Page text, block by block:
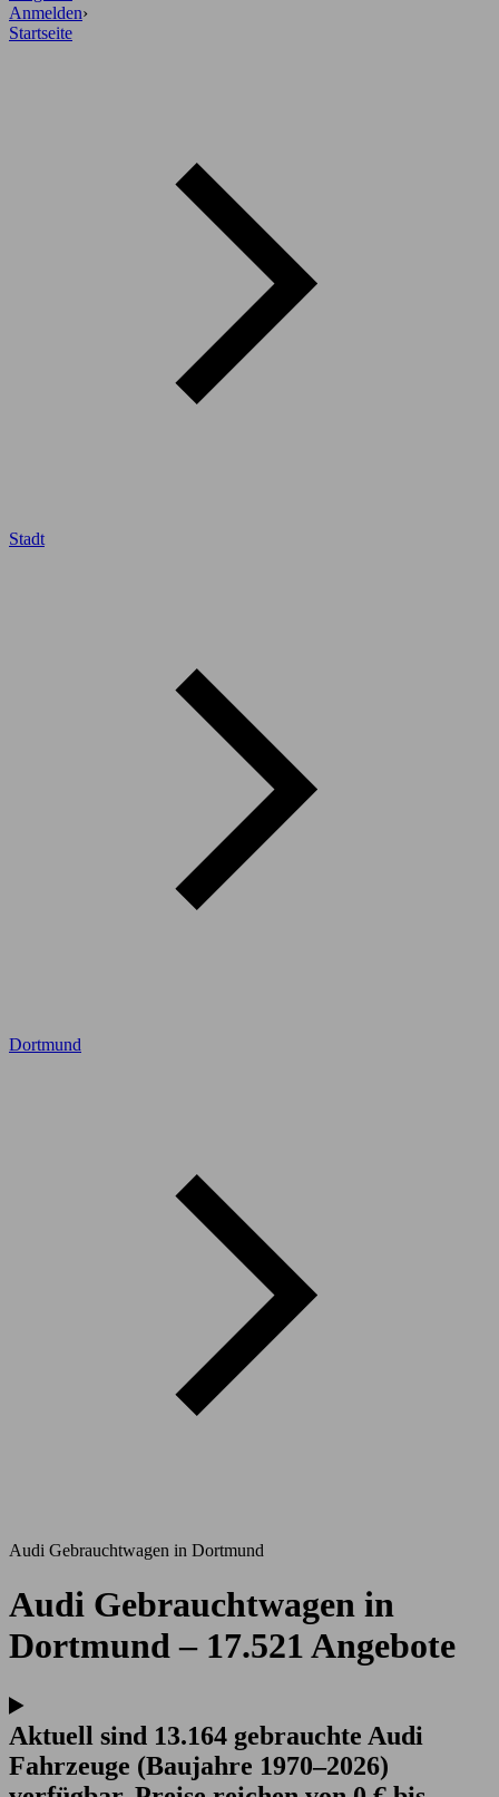
Anmelden›
Startseite
Stadt
Dortmund
Audi Gebrauchtwagen in Dortmund
Audi Gebrauchtwagen in
Dortmund – 17.521 Angebote
Aktuell sind 13.164 gebrauchte Audi
Fahrzeuge (Baujahre 1970–2026)